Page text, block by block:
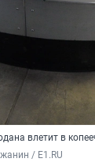
влетит в
/ E1.RU